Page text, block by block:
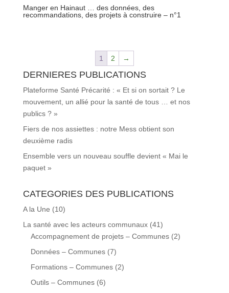
Manger en Hainaut … des données, des
recommandations, des projets à construire – n°1
1 2 →
DERNIERES PUBLICATIONS
Plateforme Santé Précarité : « Et si on sortait ? Le
mouvement, un allié pour la santé de tous … et nos
publics ? »
Fiers de nos assiettes : notre Mess obtient son
deuxième radis
Ensemble vers un nouveau souffle devient « Mai le
paquet »
CATEGORIES DES PUBLICATIONS
A la Une (10)
La santé avec les acteurs communaux(41)
Accompagnement de projets – Communes(2)
Données – Communes(7)
Formations – Communes(2)
Outils – Communes(6)